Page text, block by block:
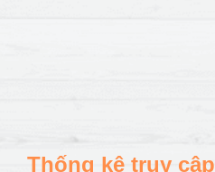
Thống kê truy cập